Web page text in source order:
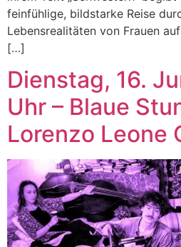
feinfühlige, bildstarke Reise
Lebensrealitäten von Frauen
[…]
Dienstag, 16.
Uhr – Blaue
Lorenzo Leone